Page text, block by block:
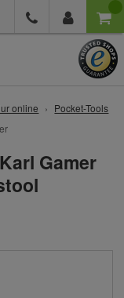
online
Pocket-Tools
Gamer